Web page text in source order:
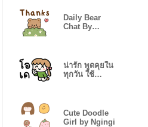
Daily Bear
Chat By
น่ารัก พูดคุยใน
ทุกวัน ใช้
Cute Doodle
Girl by Ngingi